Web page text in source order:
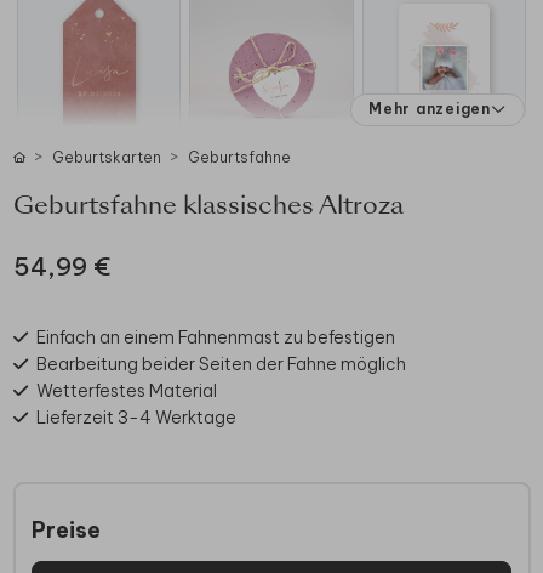
Mehr anzeigen
Geburtskarten Geburtsfahne
Geburtsfahne klassisches Altroza
54,99 €
Einfach an einem Fahnenmast zu befestigen
Bearbeitung beider Seiten der Fahne möglich
Wetterfestes Material
Lieferzeit 3-4 Werktage
Preise